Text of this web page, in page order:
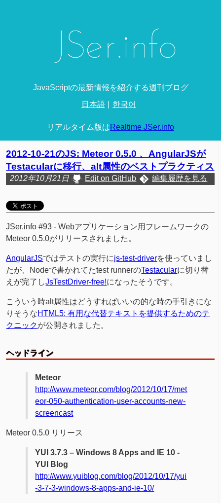
JavaScriptの最新情報を紹介する週刊ブログ
日本語 한국어
リアルタイム版はRealtime JSer.info
2012-10-21のJS: Meteor 0.5.0 、AngularJSが
Testacularに移行、alt属性のベストプラクティス
2012年10月21日 Edit on GitHub 編集履歴を見る
JSer.info #93 -Webアプリケーション用フレームワークの
Meteor 0.5.0がリリースされました。
AngularJSではテストの実行にjs-test-driverを使っていまし
たが、Nodeで書かれてたtest runnerのTestacularに切り替
えが完了しJsTestDriver-free!になったそうです。
こういう時alt属性はどうすればいいの的な時の手引きにな
りそうなHTML5: 有用な代替テキストを提供するためのテ
クニックが公開されました。
ヘッドライン
Meteor
http://www.meteor.com/blog/2012/10/17/met
eor-050-authentication-user-accounts-new-
screencast
Meteor 0.5.0 リリース
YUI 3.7.3 – Windows 8 Apps and IE 10 -
YUI Blog
http://www.yuiblog.com/blog/2012/10/17/yui
-3-7-3-windows-8-apps-and-ie-10/